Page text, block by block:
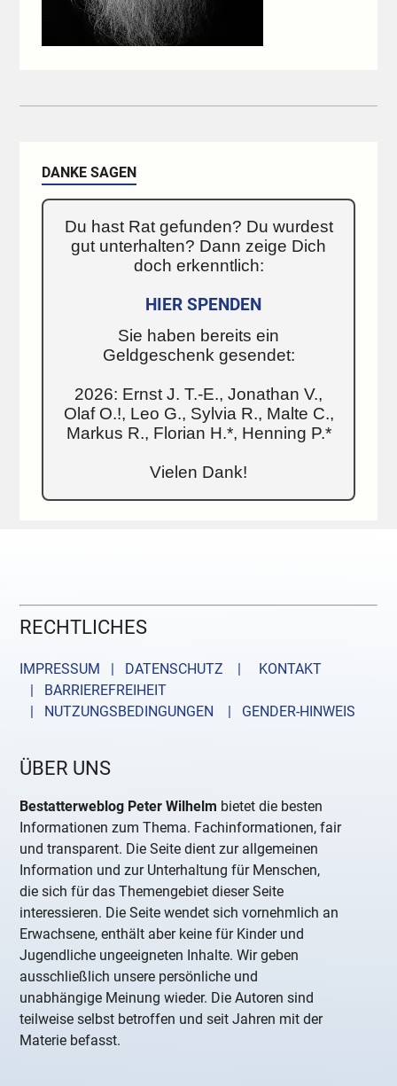
DANKE SAGEN
Du hast Rat gefunden? Du wurdest
gut unterhalten? Dann zeige Dich
doch erkenntlich:
HIER SPENDEN
Sie haben bereits ein
Geldgeschenk gesendet:
2026: Ernst J. T.-E., Jonathan V.,
Olaf O.!, Leo G., Sylvia R., Malte C.,
Markus R., Florian H.*, Henning P.*
Vielen Dank!
RECHTLICHES
IMPRESSUM | DATENSCHUTZ |
KONTAKT
| BARRIEREFREIHEIT
| NUTZUNGSBEDINGUNGEN
| GENDER-HINWEIS
ÜBER UNS
Bestatterweblog Peter Wilhelm bietet die besten
Informationen zum Thema. Fachinformationen, fair
und transparent. Die Seite dient zur allgemeinen
Information und zur Unterhaltung für Menschen,
die sich für das Themengebiet dieser Seite
interessieren. Die Seite wendet sich vornehmlich an
Erwachsene, enthält aber keine für Kinder und
Jugendliche ungeeigneten Inhalte. Wir geben
ausschließlich unsere persönliche und
unabhängige Meinung wieder. Die Autoren sind
teilweise selbst betroffen und seit Jahren mit der
Materie befasst.